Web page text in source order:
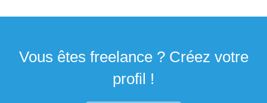
Vous êtes freelance ? Créez votre
profil !